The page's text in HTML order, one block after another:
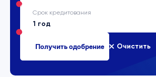
Срок кредитования
Очистить